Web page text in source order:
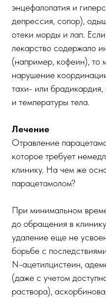
энцефалопатия и
депрессия, сопор),
отеки морды и лап.
лекарство содержало
(например, кофеин), то
нарушение
тахи- или
и температуры тела.
Лечение
Отравление
которое требует
клинику. На чем же
парацетамолом?
При минимальном
до обращения в
удаление еще не
борьбе с
N-ацетилцистеин,
(даже с учетом
раствора),